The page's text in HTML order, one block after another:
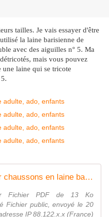
tailles. Je vais essayer d'être
la laine barisienne de
avec des aiguilles n° 5. Ma
mais vous pouvez
une laine qui se tricote
Téléchargement du fichier chaussons en laine barisienne détricotée.pdf sur petit-fichier.fr
Fichier PDF de 13 Ko
Fichier public, envoyé le 20
IP 88.122.x.x (France)